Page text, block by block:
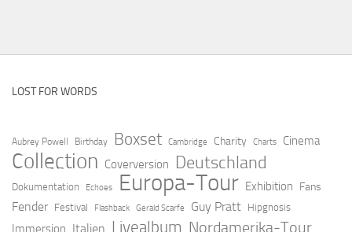
LOST FOR WORDS
Aubrey Powell Birthday Boxset Cambridge Charity Charts Cinema
Collection Coverversion Deutschland
Dokumentation Echoes Europa-Tour Exhibition Fans
Fender Festival Flashback Gerald Scarfe Guy Pratt Hipgnosis
Immersion Italien Livealbum Nordamerika-Tour